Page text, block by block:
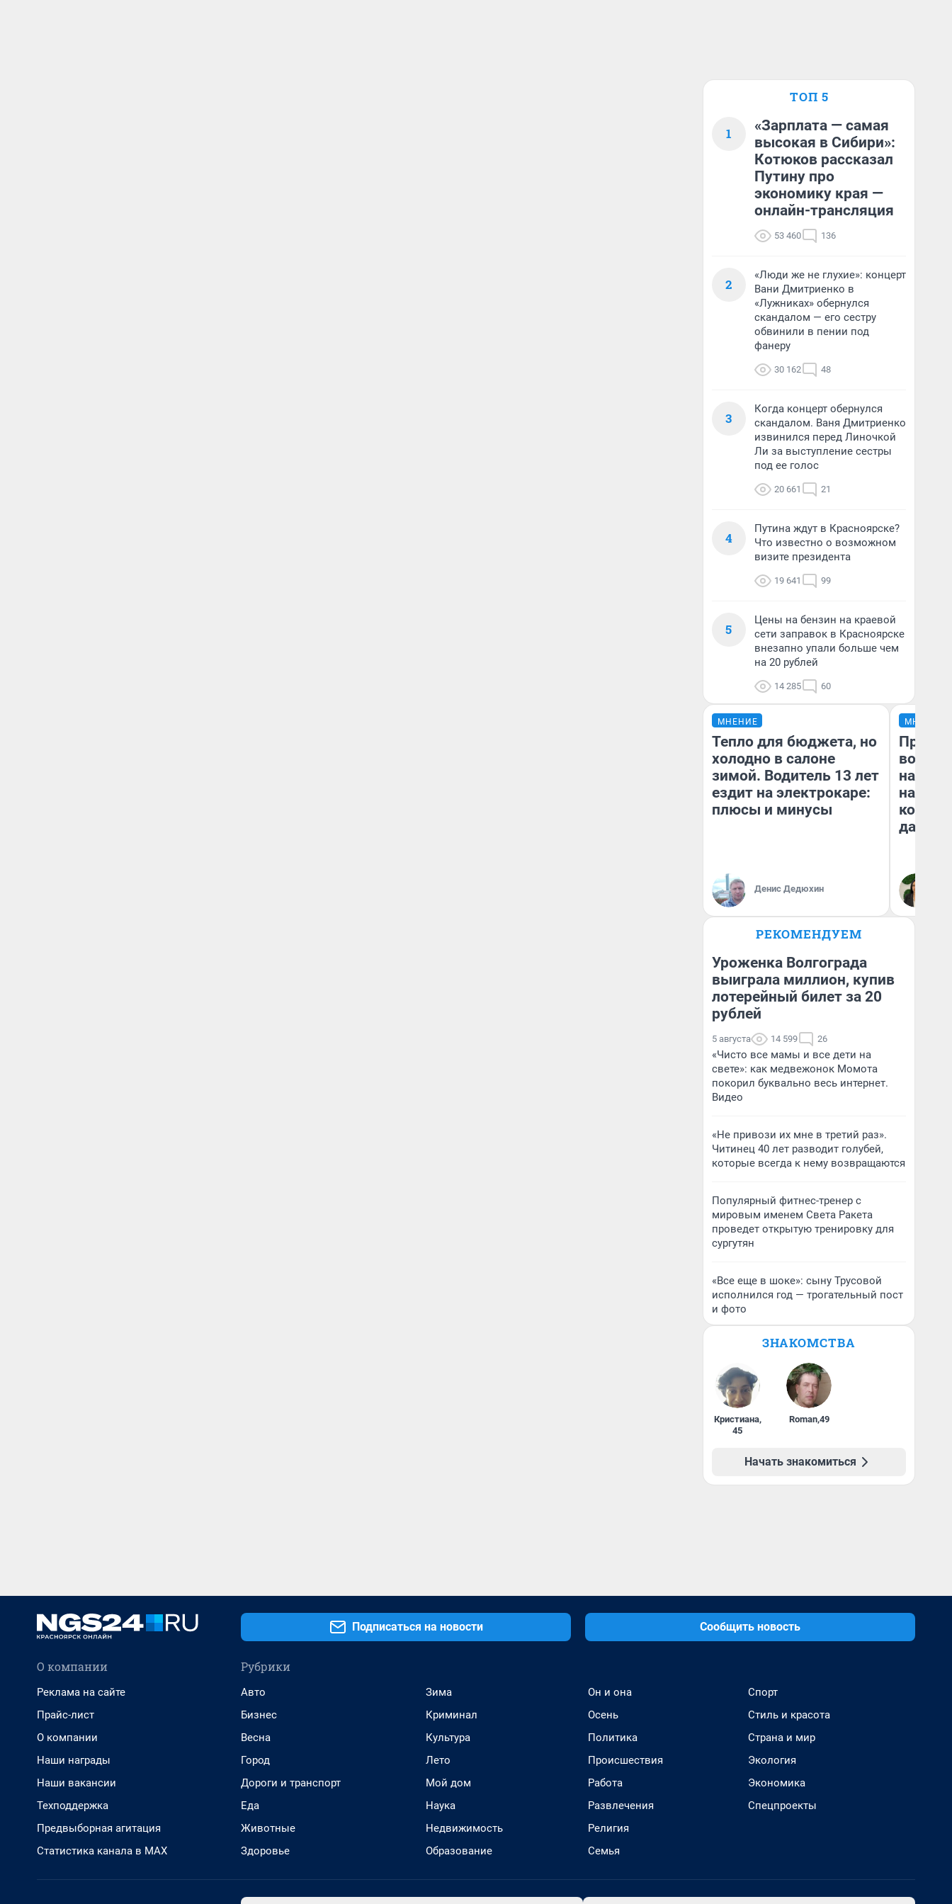
ТОП 5
1
«Зарплата — самая
высокая в Сибири»:
Котюков рассказал
Путину про
экономику края —
онлайн-трансляция
53 460 136
2
«Люди же не глухие»: концерт
Вани Дмитриенко в
«Лужниках» обернулся
скандалом — его сестру
обвинили в пении под
фанеру
30 162 48
3
Когда концерт обернулся
скандалом. Ваня Дмитриенко
извинился перед Линочкой
Ли за выступление сестры
под ее голос
20 661 21
4
Путина ждут в Красноярске?
Что известно о возможном
визите президента
19 641 99
5
Цены на бензин на краевой
сети заправок в Красноярске
внезапно упали больше чем
на 20 рублей
14 285 60
МНЕНИЕ
Тепло для бюджета, но
холодно в салоне
зимой. Водитель 13 лет
ездит на электрокаре:
плюсы и минусы
Денис Дедюхин
МНЕНИЕ
нам
даже
РЕКОМЕНДУЕМ
Уроженка Волгограда
выиграла миллион, купив
лотерейный билет за 20
рублей
5 августа 14 599 26
«Чисто все мамы и все дети на
свете»: как медвежонок Момота
покорил буквально весь интернет.
Видео
«Не привози их мне в третий раз».
Читинец 40 лет разводит голубей,
которые всегда к нему возвращаются
Популярный фитнес-тренер с
мировым именем Света Ракета
проведет открытую тренировку для
сургутян
«Все еще в шоке»: сыну Трусовой
исполнился год — трогательный пост
и фото
ЗНАКОМСТВА
Кристиана,
45
Roman,49
Начать знакомиться
Подписаться на новости Сообщить новость
О компании
Реклама на сайте
Прайс-лист
О компании
Наши награды
Наши вакансии
Техподдержка
Предвыборная агитация
Статистика канала в MAX
Рубрики
Авто
Бизнес
Весна
Город
Дороги и транспорт
Еда
Животные
Здоровье
Зима
Криминал
Культура
Лето
Мой дом
Наука
Недвижимость
Образование
Он и она
Осень
Политика
Происшествия
Работа
Развлечения
Религия
Семья
Спорт
Стиль и красота
Страна и мир
Экология
Экономика
Спецпроекты